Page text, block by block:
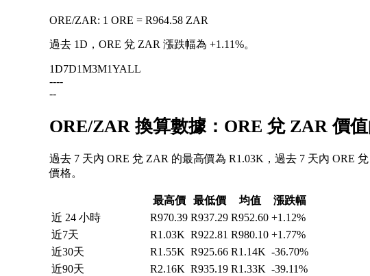
ORE/ZAR: 1 ORE = R964.58 ZAR
過去 1D，ORE 兌 ZAR 漲跌幅為 +1.11%。
1D7D1M3M1YALL
----
--
ORE/ZAR 換算數據：ORE 兌 ZAR 價
過去 7 天內 ORE 兌 ZAR 的最高價為 R1.03K，過去 7 天內 ORE
價格。
最高價 最低價 均值
漲跌幅
近 24 小時
R970.39 R937.29 R952.60 +1.12%
近7天
R1.03K R922.81 R980.10 +1.77%
近30天
R1.55K R925.66 R1.14K -36.70%
近90天
R2.16K R935.19 R1.33K -39.11%